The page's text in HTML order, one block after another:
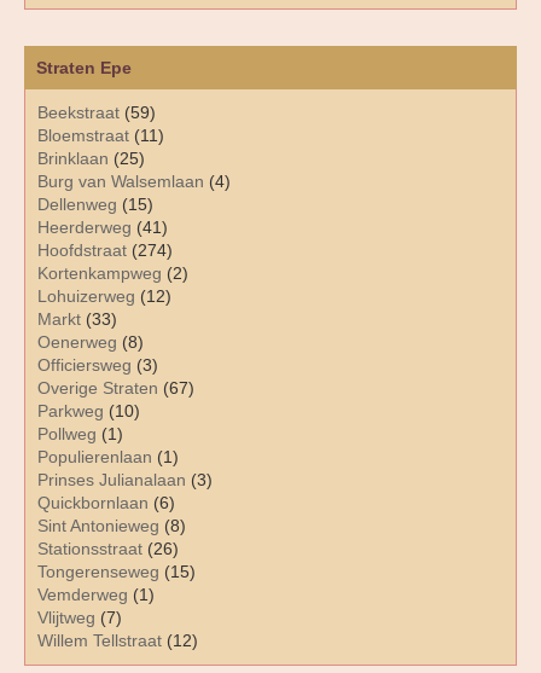
Straten Epe
Beekstraat (59)
Bloemstraat (11)
Brinklaan (25)
Burg van Walsemlaan (4)
Dellenweg (15)
Heerderweg (41)
Hoofdstraat (274)
Kortenkampweg (2)
Lohuizerweg (12)
Markt (33)
Oenerweg (8)
Officiersweg (3)
Overige Straten (67)
Parkweg (10)
Pollweg (1)
Populierenlaan (1)
Prinses Julianalaan (3)
Quickbornlaan (6)
Sint Antonieweg (8)
Stationsstraat (26)
Tongerenseweg (15)
Vemderweg (1)
Vlijtweg (7)
Willem Tellstraat (12)